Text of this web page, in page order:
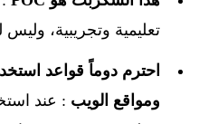
تعليمية وتجريبية، وليس
احترم دوماً قواعد
ومواقع الويب